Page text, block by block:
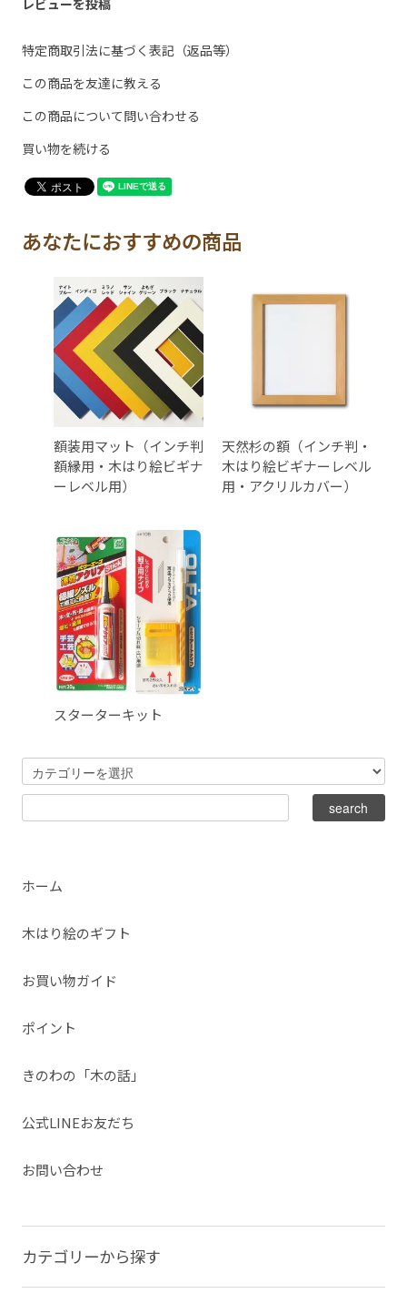
レビューを投稿
特定商取引法に基づく表記（返品等）
この商品を友達に教える
この商品について問い合わせる
買い物を続ける
あなたにおすすめの商品
額装用マット（インチ判
額縁用・木はり絵ビギナ
ーレベル用）
天然杉の額（インチ判・
木はり絵ビギナーレベル
用・アクリルカバー）
スターターキット
ホーム
木はり絵のギフト
お買い物ガイド
ポイント
きのわの「木の話」
公式LINEお友だち
お問い合わせ
カテゴリーから探す